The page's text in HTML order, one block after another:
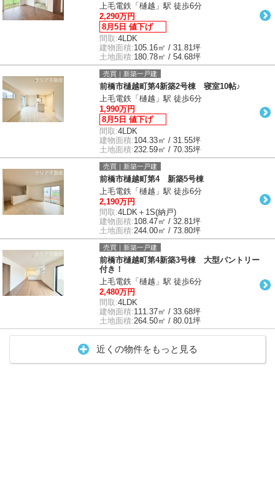
上毛電鉄「樋越」駅 徒歩6分
2,290万円
8月5日 値下げ
間取:4LDK
建物面積:105.16㎡ / 31.81坪
土地面積:180.78㎡ / 54.68坪
売買｜新築一戸建
前橋市樋越町第4新築2号棟 寝室10帖♪
上毛電鉄「樋越」駅 徒歩6分
1,990万円
8月5日 値下げ
間取:4LDK
建物面積:104.33㎡ / 31.55坪
土地面積:232.59㎡ / 70.35坪
売買｜新築一戸建
前橋市樋越町第4 新築5号棟
上毛電鉄「樋越」駅 徒歩6分
2,190万円
間取:4LDK＋1S(納戸)
建物面積:108.47㎡ / 32.81坪
土地面積:244.00㎡ / 73.80坪
売買｜新築一戸建
前橋市樋越町第4新築3号棟 大型パントリー
付き！
上毛電鉄「樋越」駅 徒歩6分
2,480万円
間取:4LDK
建物面積:111.37㎡ / 33.68坪
土地面積:264.50㎡ / 80.01坪
近くの物件をもっと見る